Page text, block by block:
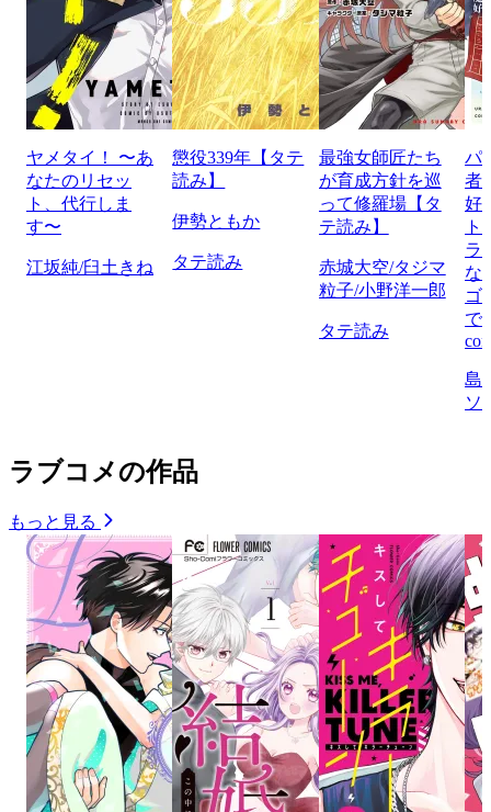
ヤメタイ！ 〜あ
なたのリセッ
ト、代行しま
す〜
江坂純/臼土きね
懲役339年【タテ
読み】
伊勢ともか
タテ読み
最強女師匠たち
が育成方針を巡
って修羅場【タ
テ読み】
赤城大空/タジマ
粒子/小野洋一郎
タテ読み
パ
者
好
ト
ラ
な
ゴ
で
島
ソ
ラブコメの作品
もっと見る